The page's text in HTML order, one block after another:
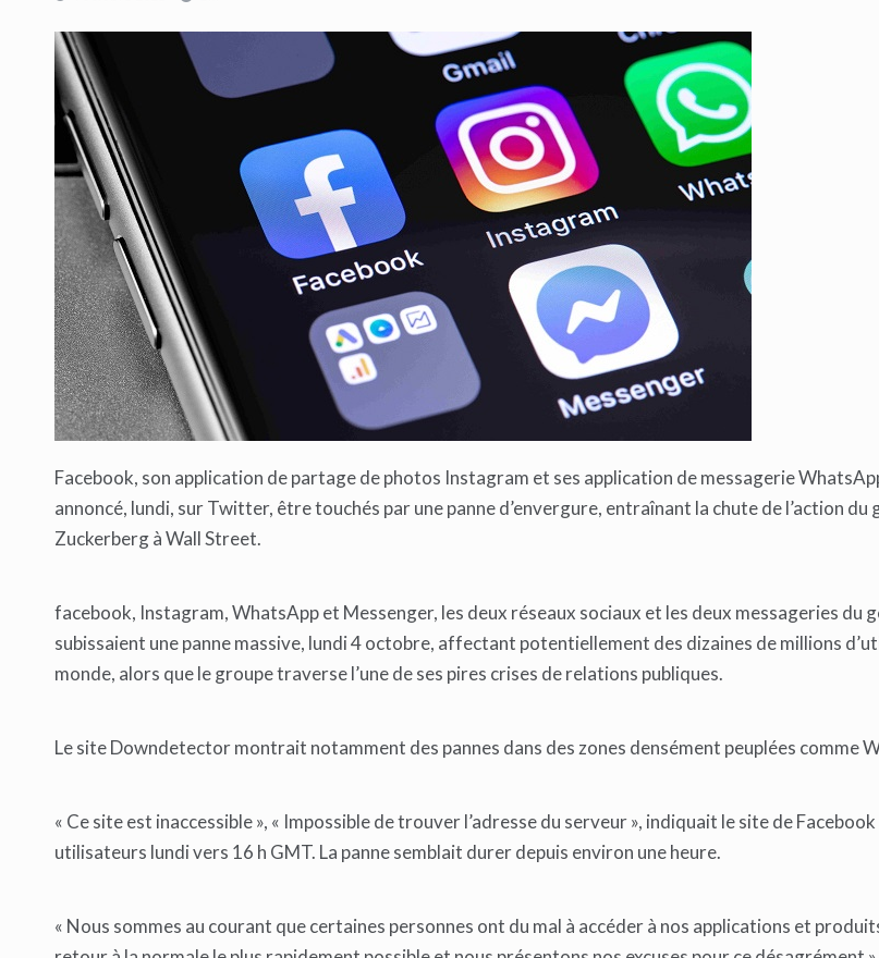
Facebook, son application de partage de photos Instagram et ses application de messagerie
annoncé, lundi, sur Twitter, être touchés par une panne d’envergure, entraînant la chute de l’action du
Zuckerberg à Wall Street.
facebook, Instagram, WhatsApp et Messenger, les deux réseaux sociaux et les deux messageries du
subissaient une panne massive, lundi 4 octobre, affectant potentiellement des dizaines de millions
monde, alors que le groupe traverse l’une de ses pires crises de relations publiques.
Le site Downdetector montrait notamment des pannes dans des zones densément peuplées comme
« Ce site est inaccessible », « Impossible de trouver l’adresse du serveur », indiquait le site de
utilisateurs lundi vers 16 h GMT. La panne semblait durer depuis environ une heure.
« Nous sommes au courant que certaines personnes ont du mal à accéder à nos applications et